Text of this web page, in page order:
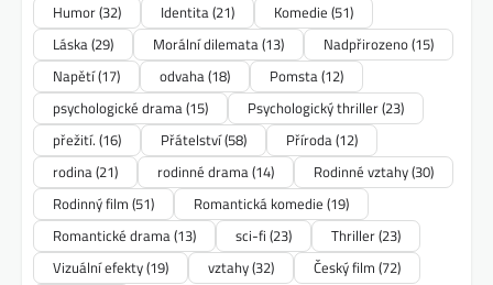
Humor(32) Identita(21) Komedie (51)
Láska(29) Morální dilemata(13) Nadpřirozeno(15)
Napětí(17) odvaha(18) Pomsta(12)
psychologické drama(15) Psychologický thriller(23)
přežití. (16) Přátelství(58) Příroda(12)
rodina(21) rodinné drama(14) Rodinné vztahy(30)
Rodinný film (51) Romantická komedie (19)
Romantické drama(13) sci-fi (23) Thriller(23)
Vizuální efekty(19) vztahy(32) Český film (72)